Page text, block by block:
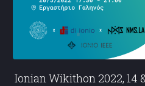
Ionian Wikithon 2022, 14